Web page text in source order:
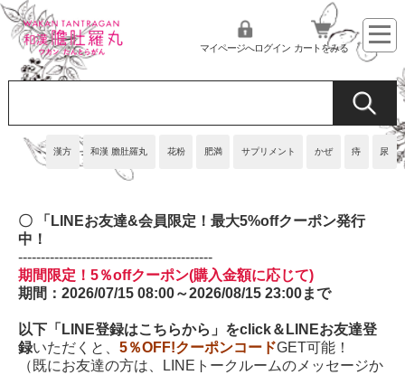
漢方 和漢 膽肚羅丸 花粉 肥満 サプリメント かぜ 痔 尿
マイページへログイン カートをみる
〇 「LINEお友達&会員限定！最大5%offクーポン発行
中！
-------------------------------------------
期間限定！5％offクーポン(購入金額に応じて)
期間：2026/07/15 08:00～2026/08/15 23:00まで
以下「LINE登録はこちらから」をclick＆LINEお友達登
録いただくと、 5％OFF!クーポンコードGET可能！
（既にお友達の方は、LINEトークルームのメッセージか